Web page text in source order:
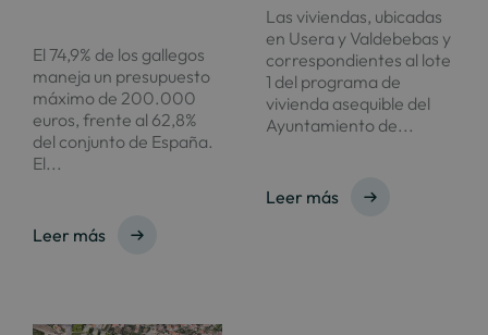
El 74,9% de los gallegos
maneja un presupuesto
máximo de 200.000
euros, frente al 62,8%
del conjunto de España.
El...
Leer más
Las viviendas, ubicadas
en Usera y Valdebebas y
correspondientes al lote
1 del programa de
vivienda asequible del
Ayuntamiento de...
Leer más